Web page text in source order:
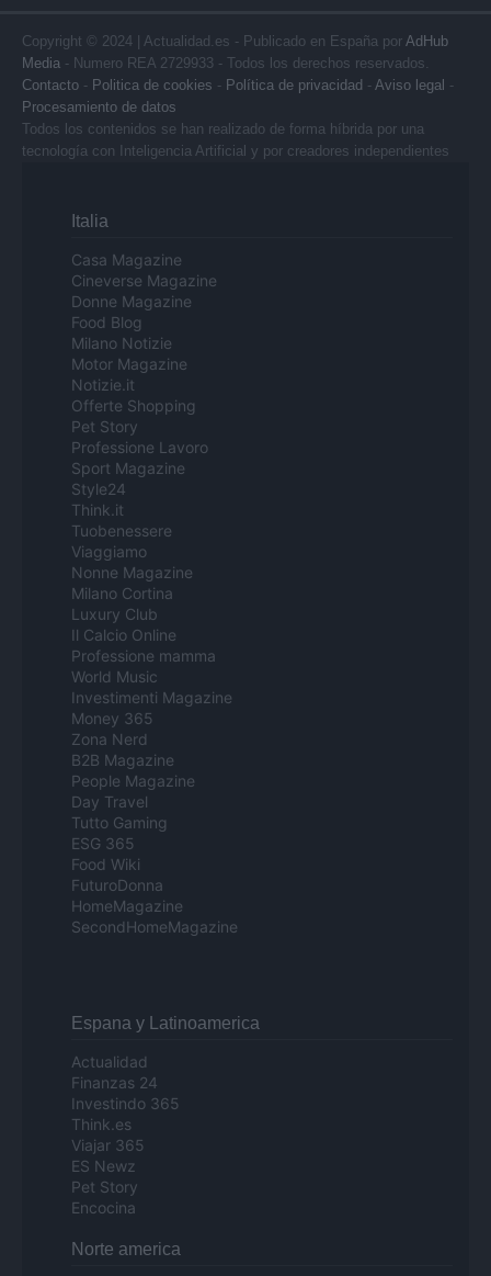
Copyright © 2024 | Actualidad.es - Publicado en España por AdHub
Media - Numero REA 2729933 - Todos los derechos reservados.
Contacto - Politica de cookies - Política de privacidad - Aviso legal -
Procesamiento de datos
Todos los contenidos se han realizado de forma híbrida por una
tecnología con Inteligencia Artificial y por creadores independientes
Italia
Casa Magazine
Cineverse Magazine
Donne Magazine
Food Blog
Milano Notizie
Motor Magazine
Notizie.it
Offerte Shopping
Pet Story
Professione Lavoro
Sport Magazine
Style24
Think.it
Tuobenessere
Viaggiamo
Nonne Magazine
Milano Cortina
Luxury Club
Il Calcio Online
Professione mamma
World Music
Investimenti Magazine
Money 365
Zona Nerd
B2B Magazine
People Magazine
Day Travel
Tutto Gaming
ESG 365
Food Wiki
FuturoDonna
HomeMagazine
SecondHomeMagazine
Espana y Latinoamerica
Actualidad
Finanzas 24
Investindo 365
Think.es
Viajar 365
ES Newz
Pet Story
Encocina
Norte america